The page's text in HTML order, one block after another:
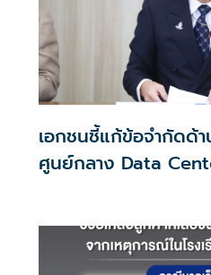
เอกชนชี้แก้ข้อจำกัดด้
ศูนย์กลาง Data